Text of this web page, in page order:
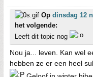
Op dinsdag 12
het volgende:
Leeft dit topic nog
Nou ja... leven. Kan wel
hebben ze er een heel